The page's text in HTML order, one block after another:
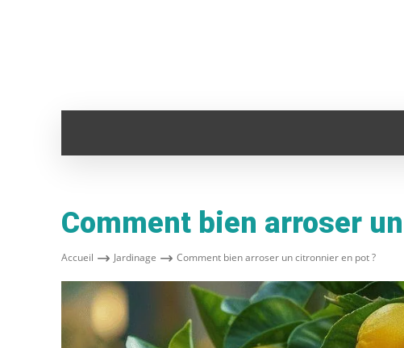
Comment bien arroser
Accueil Jardinage Comment bien arroser un citronnier en pot ?